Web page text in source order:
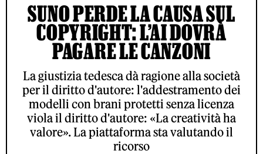
SUNO PERDE LA CAUSA SUL
COPYRIGHT: L’AI DOVRÀ
PAGARE LE CANZONI
La giustizia tedesca dà ragione alla società
per il diritto d'autore: l'addestramento dei
modelli con brani protetti senza licenza
viola il diritto d'autore: «La creatività ha
valore». La piattaforma sta valutando il
ricorso